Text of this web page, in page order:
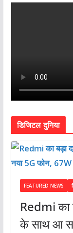
डिजिटल दुनिया
FEATURED NEWS
Redmi का
के साथ आ